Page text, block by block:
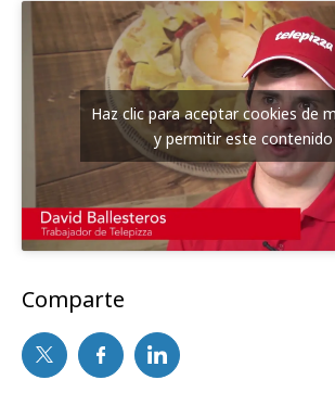
Haz clic para aceptar cookies de
y permitir este contenido
Comparte